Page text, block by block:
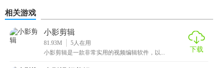
相关游戏
小影剪辑
81.93M 5 人在用
小影剪辑是一款非常实用的视频编辑软件，以...
下载